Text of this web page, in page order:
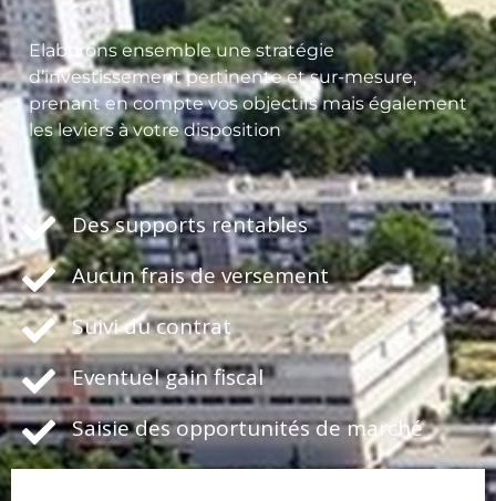
Elaborons ensemble une stratégie
d’investissement pertinente et sur-mesure,
prenant en compte vos objectifs mais également
les leviers à votre disposition
Des supports rentables
Aucun frais de versement
Suivi du contrat
Eventuel gain fiscal
Saisie des opportunités de marché